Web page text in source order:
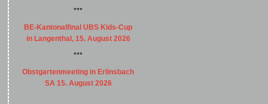
***
BE-Kantonalfinal UBS Kids-Cup
in Langenthal, 15. August 2026
***
Obstgartenmeeting in Erlinsbach
SA 15. August 2026